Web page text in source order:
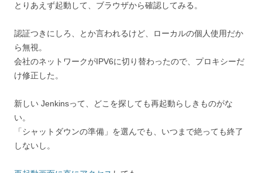
とりあえず起動して、ブラウザから確認してみる。
認証つきにしろ、とか言われるけど、ローカルの個人使用だか
ら無視。
会社のネットワークがIPV6に切り替わったので、プロキシーだ
け修正した。
新しい Jenkinsって、どこを探しても再起動らしきものがな
い。
「シャットダウンの準備」を選んでも、いつまで絶っても終了
しないし。